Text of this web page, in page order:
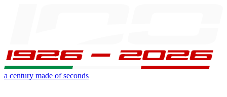
a century made of seconds